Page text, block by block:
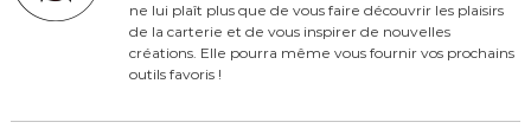
o
ne lui plaît plus que de vous faire découvrir les plaisirs
de la carterie et de vous inspirer de nouvelles
créations. Elle pourra même vous fournir vos prochains
outils favoris !